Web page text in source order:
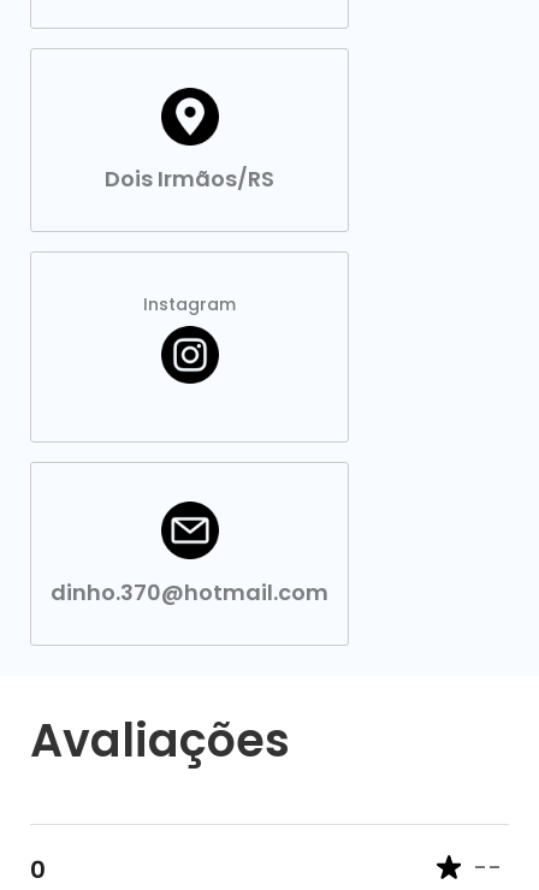
Dois Irmãos/RS
Instagram
dinho.370@hotmail.com
Avaliações
0 --